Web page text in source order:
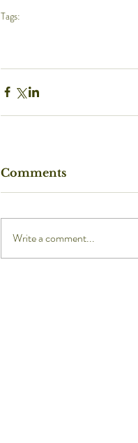
Tags:
Comments
Write a comment...